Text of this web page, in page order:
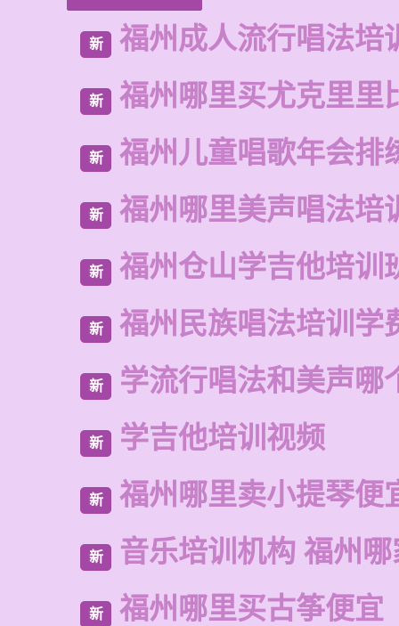
新 福州成人流行唱法培
新 福州哪里买尤克里里
新 福州儿童唱歌年会排
新 福州哪里美声唱法培
新 福州仓山学吉他培训
新 福州民族唱法培训学
新 学流行唱法和美声哪
新 学吉他培训视频
新 福州哪里卖小提琴便
新 音乐培训机构 福州
新 福州哪里买古筝便宜